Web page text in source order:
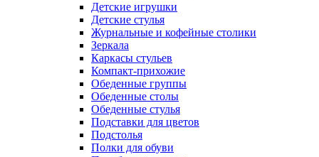
Детские игрушки
Детские стулья
Журнальные и кофейные столики
Зеркала
Каркасы стульев
Компакт-прихожие
Обеденные группы
Обеденные столы
Обеденные стулья
Подставки для цветов
Подстолья
Полки для обуви